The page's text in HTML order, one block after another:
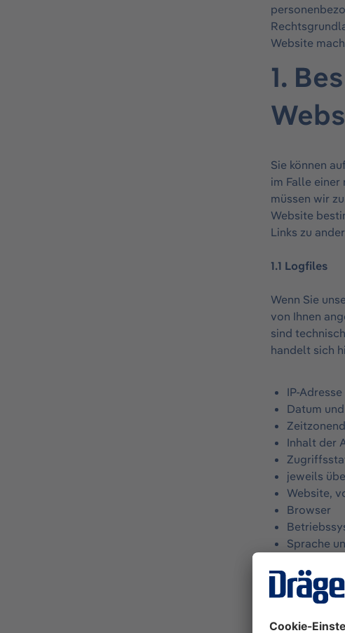
Website
1.
Sie können
im Falle
müssen wir
Website
Links zu
1.1 Logfiles
Wenn Sie
von Ihnen
sind
handelt sich
IP-Adresse
Datum
Inhalt der
jeweils
Website,
Browser
Sprache
Die
Wahrung
Zeitraum von